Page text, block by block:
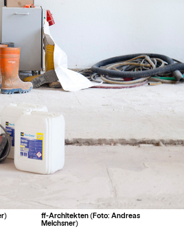
ff-Architekten (Foto: Andreas
Meichsner)